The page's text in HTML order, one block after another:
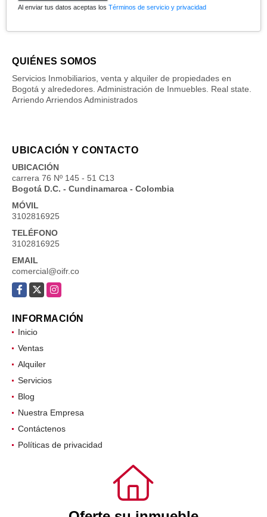
Al enviar tus datos aceptas los Términos de servicio y privacidad
QUIÉNES SOMOS
Servicios Inmobiliarios, venta y alquiler de propiedades en
Bogotá y alrededores. Administración de Inmuebles. Real state.
Arriendo Arriendos Administrados
UBICACIÓN Y CONTACTO
UBICACIÓN
carrera 76 Nº 145 - 51 C13
Bogotá D.C. - Cundinamarca - Colombia
MÓVIL
3102816925
TELÉFONO
3102816925
EMAIL
comercial@oifr.co
Facebook
X Instagram
INFORMACIÓN
Inicio
Ventas
Alquiler
Servicios
Blog
Nuestra Empresa
Contáctenos
Políticas de privacidad